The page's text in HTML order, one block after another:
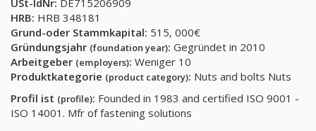
USt-IdNr: DE715206909
HRB: HRB 348181
Grund-oder Stammkapital: 515, 000€
Gründungsjahr (foundation year): Gegründet in 2010
Arbeitgeber (employers): Weniger 10
Produktkategorie (product category): Nuts and bolts Nuts
Profil ist (profile): Founded in 1983 and certified ISO 9001 -
ISO 14001. Mfr of fastening solutions